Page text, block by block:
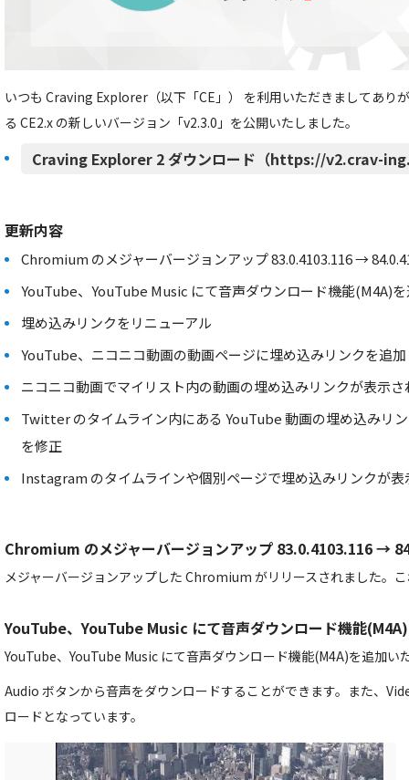
いつも Craving Explorer（以下「CE」） を利用いただきましてあり
る CE2.x の新しいバージョン「v2.3.0」を公開いたしました。
Craving Explorer 2 ダウンロード（https://v2.crav-
更新内容
Chromium のメジャーバージョンアップ 83.0.4103.116 →
YouTube、YouTube Music にて音声ダウンロード機能(M4A)
埋め込みリンクをリニューアル
YouTube、ニコニコ動画の動画ページに埋め込みリンクを追加
ニコニコ動画でマイリスト内の動画の埋め込みリンクが表示
Twitter のタイムライン内にある YouTube 動画の埋め込みリ
を修正
Instagram のタイムラインや個別ページで埋め込みリンクが
Chromium のメジャーバージョンアップ 83.0.4103.116 →
メジャーバージョンアップした Chromium がリリースされました。
YouTube、YouTube Music にて音声ダウンロード機能
YouTube、YouTube Music にて音声ダウンロード機能(M4A)を追加い
Audio ボタンから音声をダウンロードすることができます。また、
ロードとなっています。